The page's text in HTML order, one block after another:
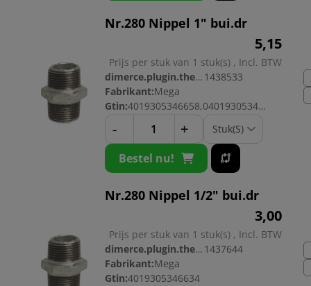
Nr.280 Nippel 1" bui.dr
5,15
Prijs per stuk van 1 stuk(s) , Incl. BTW
dimerce.plugin.theme.productnr: 1438533
Fabrikant:Mega
Gtin:
4019305346658,04019305346658
- +
Bestel nu!
Nr.280 Nippel 1/2" bui.dr
3,00
Prijs per stuk van 1 stuk(s) , Incl. BTW
dimerce.plugin.theme.productnr: 1437644
Fabrikant:Mega
Gtin:4019305346634